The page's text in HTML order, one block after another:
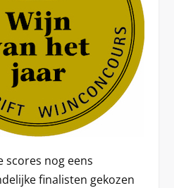
scores nog eens
finalisten gekozen